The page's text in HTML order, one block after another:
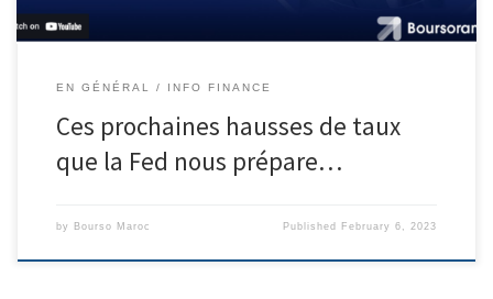
EN GÉNÉRAL INFO FINANCE
Ces prochaines hausses de taux
que la Fed nous prépare…
by Bourso Maroc Published February 6, 2023